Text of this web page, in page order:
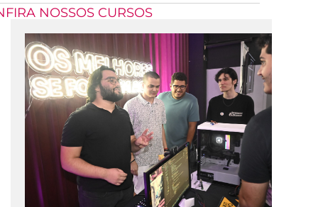
NOSSOS CURSOS